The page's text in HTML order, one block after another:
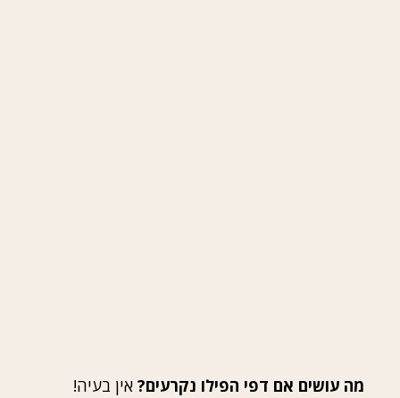
מה עושים אם דפי הפילו נקרעים? אין בעיה!